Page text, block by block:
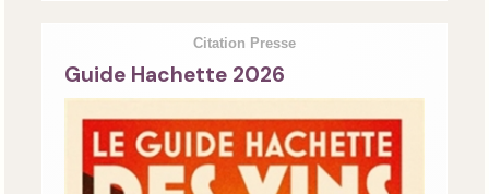
Citation Presse
Guide Hachette 2026